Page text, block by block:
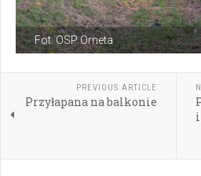
Fot. OSP Orneta
PREVIOUS ARTICLE
Przyłapana na balkonie
i